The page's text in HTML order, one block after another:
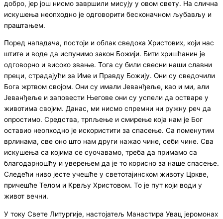
добро, јер још нисмо завршили мисују у овом свету. На слична
искушења неопходно је одговорити бесконачном љубављу и
праштањем.
Поред нападача, постоји и облак сведока Христових, који нас
штите и воде да испунимо закон Божији. Бити хришћанин је
одговорно и високо звање. Тога су били свесни наши славни
преци, страдајући за Име и Правду Божију. Они су сведочили
Бога жртвом својом. Они су имали Јеванђеље, као и ми, али
Јеванђеље и заповести Његове они су успели да остваре у
животима својим. Данас, ми нисмо спремни ни ружну реч да
опростимо. Средства, трпљење и смирење која нам је Бог
оставио неопходно је искористити за спасење. Са поменутим
врлинама, све оно што нам други нажао чине, себи чине. Сва
искушења са којима се суочавамо, треба да примамо са
благодарношћу и уверењем да је то корисно за наше спасење.
Следећи ниво јесте учешће у светотајинском животу Цркве,
причешће Телом и Крвљу Христовом. То је пут који води у
живот вечни.
У току Свете Литургије, настојатељ Манастира Увац јеромонах